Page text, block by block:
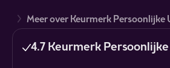
Meer over Keurmerk Persoonlijke
4.7 Keurmerk